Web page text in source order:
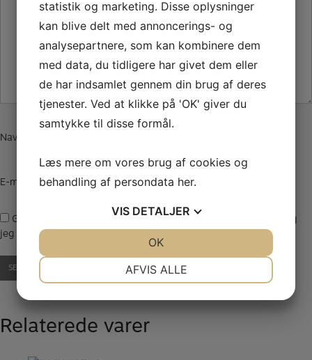
Navn
E-mail
Gem mit navn, mail og websted i denne browser til næste gang
jeg kommenterer.
Relaterede varer
statistik og marketing. Disse oplysninger
kan blive delt med annoncerings- og
analysepartnere, som kan kombinere dem
med data, du tidligere har givet dem eller
de har indsamlet gennem din brug af deres
tjenester. Ved at klikke på 'OK' giver du
samtykke til disse formål.
Læs mere om vores brug af cookies og
behandling af persondata her.
VIS DETALJER
AFVIS ALLE
OK